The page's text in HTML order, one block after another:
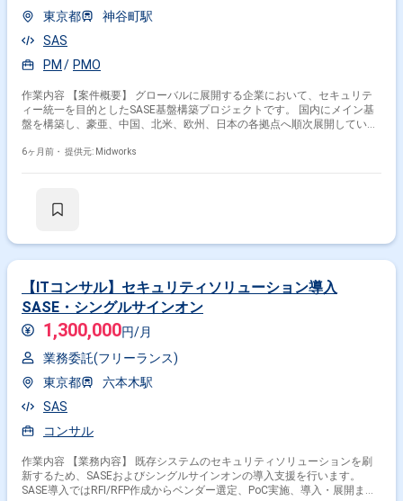
東京都
神谷町駅
SAS
PM
PMO
作業内容 【案件概要】 グローバルに展開する企業において、セキュリテ
ィー統一を目的としたSASE基盤構築プロジェクトです。 国内にメイン基
盤を構築し、豪亜、中国、北米、欧州、日本の各拠点へ順次展開していき
ネットワーク設計のリーダーが不足しており、設計および展開を牽引でき
外拠点との調整、全体スケジュール管理
6ヶ月前・ 提供元: Midworks
【ITコンサル】セキュリティソリューション導入
SASE・シングルサインオン
1,300,000円/月
業務委託(フリーランス)
東京都
六本木駅
SAS
コンサル
作業内容 【業務内容】 既存システムのセキュリティソリューションを刷
新するため、SASEおよびシングルサインオンの導入支援を行います。
SASE導入ではRFI/RFP作成からベンダー選定、PoC実施、導入・展開まで